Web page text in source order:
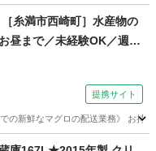
［糸満市西崎町］水産物の
昼まで／未経験OK／週休
リン代／正社員登用前提
提携サイト
の新鮮なマグロの配送業務》 お持